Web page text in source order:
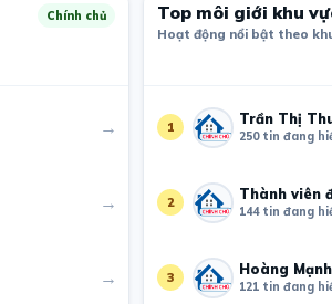
Chính chủ
→
→
→
Top môi giới khu
Hoạt động nổi bật theo
1 Trần Thị
250 tin đang
2 Thành viên
144 tin đang
3 Hoàng
121 tin đang